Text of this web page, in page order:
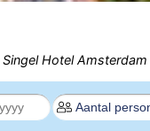
Singel Hotel Amsterdam